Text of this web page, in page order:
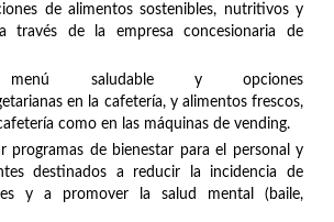
de alimentos sostenibles, nutritivos y
través de la empresa concesionaria de
menú saludable y opciones
en la cafetería, y alimentos frescos,
como en las máquinas de vending.
programas de bienestar para el personal y
destinados a reducir la incidencia de
y a promover la salud mental (baile,